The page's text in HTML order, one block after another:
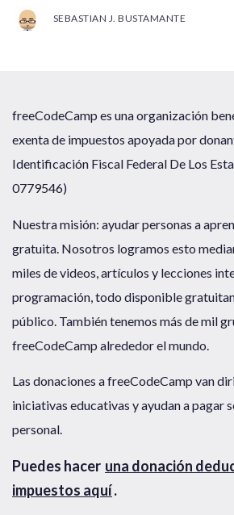
SEBASTIAN J. BUSTAMANTE
freeCodeCamp es una organización
exenta de impuestos apoyada por
Identificación Fiscal Federal De Los
0779546)
Nuestra misión: ayudar personas a
gratuita. Nosotros logramos esto
miles de videos, artículos y lecciones
programación, todo disponible
público. También tenemos más de mil
freeCodeCamp alrededor el mundo.
Las donaciones a freeCodeCamp van
iniciativas educativas y ayudan a pagar
personal.
Puedes hacer una donación
impuestos aquí.